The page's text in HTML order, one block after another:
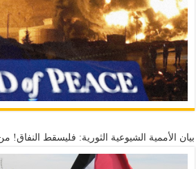
بيان الأممية الشيوعية الثورية: فليسقط